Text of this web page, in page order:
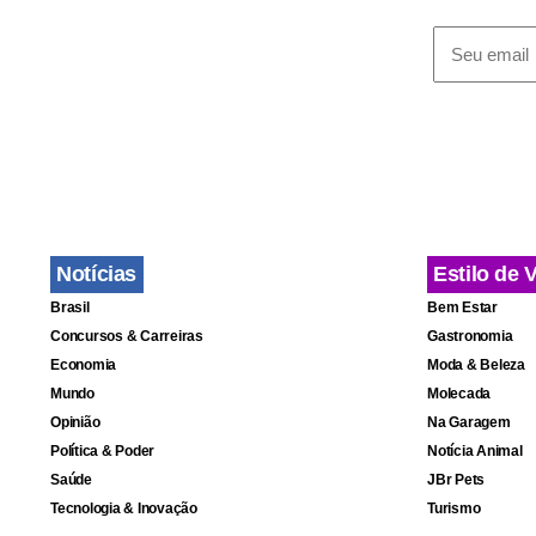
revista
Civil
Notícias
Brasil
Concursos & Carreiras
Economia
Mundo
Opinião
Política & Poder
Saúde
Tecnologia & Inovação
Estilo de
Bem Estar
Gastronomia
Moda & Beleza
Molecada
Na Garagem
Notícia Animal
JBr Pets
Turismo